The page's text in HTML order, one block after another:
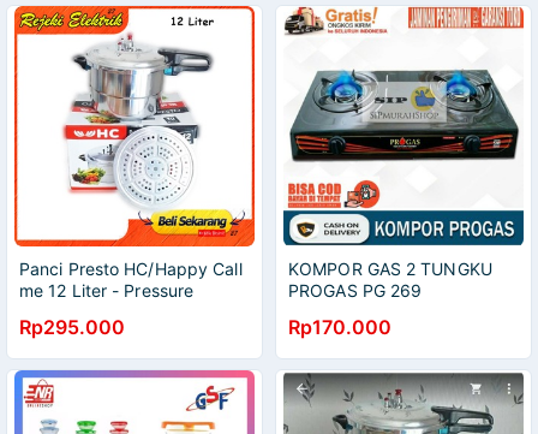
Panci Presto HC/Happy Call
me 12 Liter - Pressure
Murah Berkulitas
Rp295.000
KOMPOR GAS 2 TUNGKU
PROGAS PG 269
TAHAN KARAT MURAH
DESAIN ELEGAN
Rp170.000